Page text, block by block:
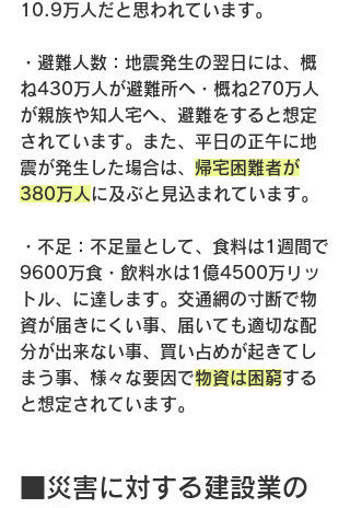
10.9万人だと思われています。
・ 避難人数 ：地震発生の翌日には、概
ね430万人が避難所へ・概ね270万人
が親族や知人宅へ、避難をすると想定
されています。また、平日の正午に地
震が発生した場合は、 帰宅困難者が
380万人 に及ぶと見込まれています。
・ 不足 ：不足量として、食料は1週間で
9600万食・飲料水は1億4500万リッ
トル、に達します。交通網の寸断で物
資が届きにくい事、届いても適切な配
分が出来ない事、買い占めが起きてし
まう事、様々な要因で物資は困窮する
と想定されています。
■災害に対する建設業の